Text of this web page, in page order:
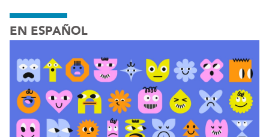
EN ESPAÑOL